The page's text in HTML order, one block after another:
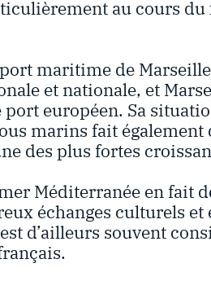
au cours
maritime de
et nationale, et
européen. Sa
marins fait
des plus fortes
Méditerranée en fait
échanges culturels
d’ailleurs souvent